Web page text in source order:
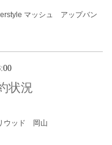
マッシュ アップバン
状況
ウッド 岡山